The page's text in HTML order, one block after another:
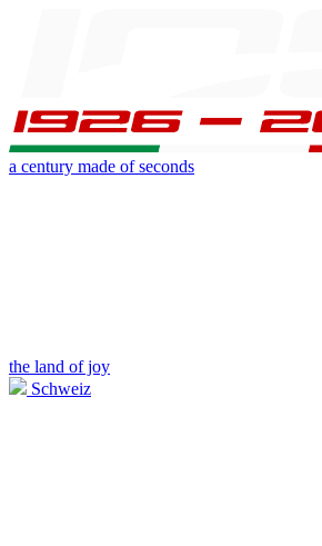
a century made of seconds
the land of joy
Schweiz